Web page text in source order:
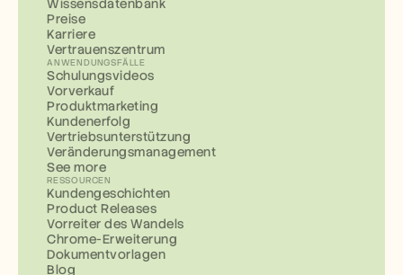
Wissensdatenbank
Preise
Karriere
Vertrauenszentrum
ANWENDUNGSFÄLLE
Schulungsvideos
Vorverkauf
Produktmarketing
Kundenerfolg
Vertriebsunterstützung
Veränderungsmanagement
See more
RESSOURCEN
Kundengeschichten
Product Releases
Vorreiter des Wandels
Chrome-Erweiterung
Dokumentvorlagen
Blog